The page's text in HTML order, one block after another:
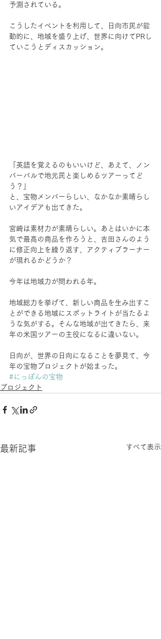
予測されている。
こうしたイベントを利用して、日向市民が能
動的に、地域を盛り上げ、世界に向けてPRし
ていこうとディスカッション。
「英語を覚えるのもいいけど、あえて、ノン
バーバルで地元民と楽しめるツアーってど
う？」
と、宝物メンバーらしい、なかなか素晴らし
いアイデアも出てきた。
宮崎は素材力が素晴らしい。あとはいかに本
気で最高の商品を作ろうと、吉田さんのよう
に修正向上を繰り返す、アクティブラーナー
が現れるかどうか？
今年は地域力が問われる年。
地域総力を挙げて、新しい商品を生み出すこ
とができる地域にスポットライトが当たるよ
うな気がする。そんな地域が出てきたら、来
年の米国ツアーの主役になるに違いない。
日向が、世界の日向になることを夢見て、今
年の宝物プロジェクトが始まった。
#にっぽんの宝物
プロジェクト
最新記事 すべて表示